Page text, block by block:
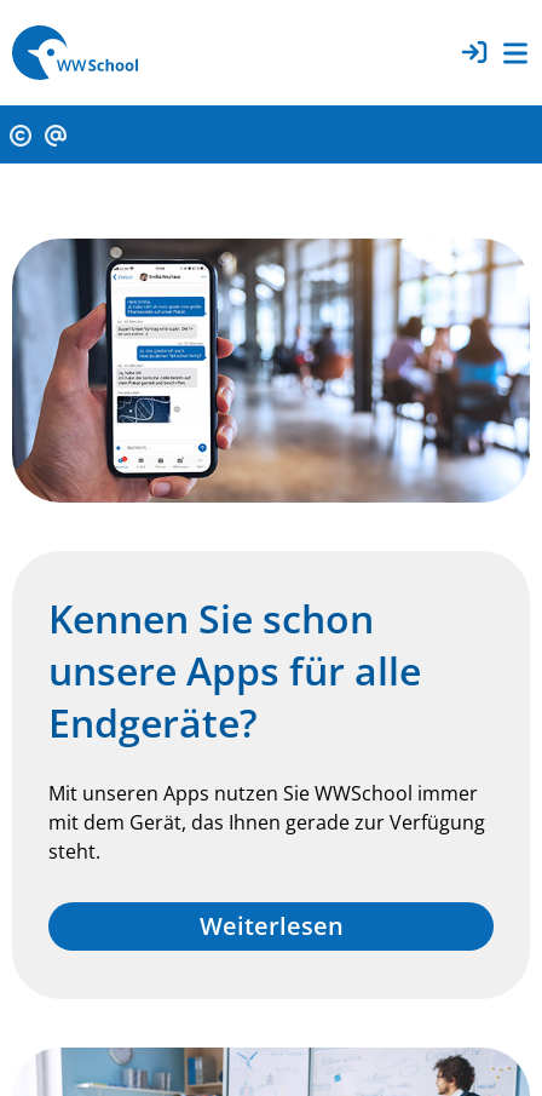
Kennen Sie schon
unsere Apps für alle
Endgeräte?
Mit unseren Apps nutzen Sie WWSchool immer
mit dem Gerät, das Ihnen gerade zur Verfügung
steht.
Weiterlesen